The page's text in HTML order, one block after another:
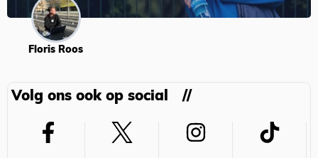
Floris Roos
Volg ons ook op social